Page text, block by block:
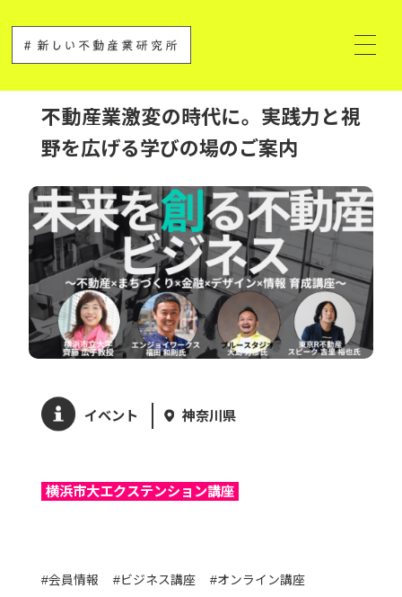
不動産業激変の時代に。実践力と視
野を広げる学びの場のご案内
イベント 神奈川県
横浜市大エクステンション講座
#会員情報 #ビジネス講座 #オンライン講座